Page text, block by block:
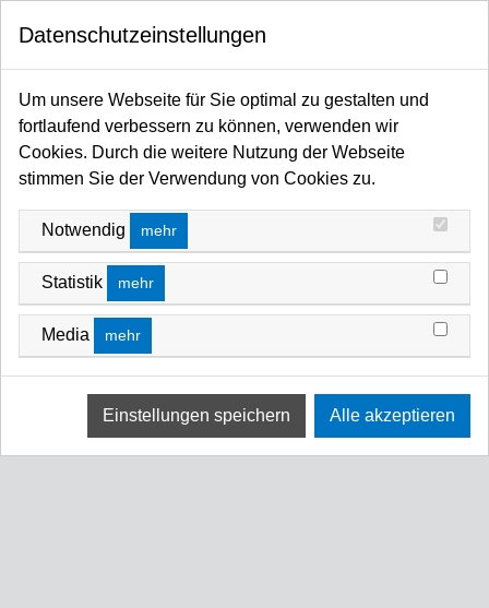
Startseite
Traversen / Rigging Kettenzüge / Anschlagmittel / Arbeitsschutz
Litec HTUBE300J 300 cm. joint tube for
sheet border
BESCHREIBUNG
Produkt hat keine Beschreibung
Datenschutzeinstellungen
Um unsere Webseite für Sie optimal zu gestalten und
fortlaufend verbessern zu können, verwenden wir
Cookies. Durch die weitere Nutzung der Webseite
stimmen Sie der Verwendung von Cookies zu.
Notwendig mehr
Statistik mehr
Media mehr